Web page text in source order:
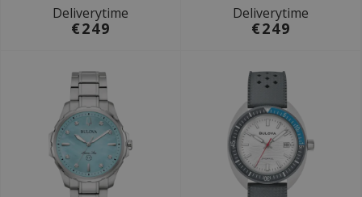
Deliverytime
€249
Deliverytime
€249